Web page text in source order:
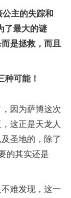
主的失踪和
了最大的谜
是拯救，而且
种可能！
因为萨博这次
这正是天龙人
圣地的，除了
的其实还是
难发现，这一